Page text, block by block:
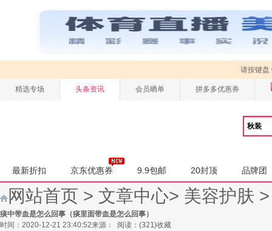
请按键盘
精选专场 头条资讯 会员晒单 拼多多优惠券
最新折扣 京东优惠券 9.9包邮 20封顶 品牌团
网站首页 > 文章中心> 美容护肤
痰中带血是怎么回事（痰里面带血是怎么回事）
时间：2020-12-21 23:40:52来源： 阅读： (321)收藏